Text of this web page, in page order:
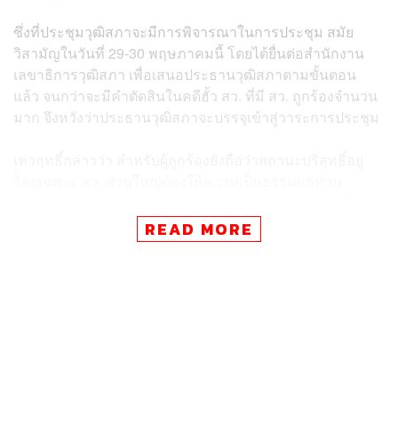
ซึ่งที่ประชุมวุฒิสภาจะมีการพิจารณาในการประชุม สมัย
วิสามัญในวันที่ 29-30 พฤษภาคมนี้ โดยได้ยื่นต่อสำนักงาน
เลขาธิการวุฒิสภา เพื่อเสนอประธานวุฒิสภาตามขั้นตอน
แล้ว จนกว่าจะมีคำตัดสินในคดีฮั้ว สว. ที่มี สว. ถูกร้องจำนวน
มาก จึงหวังว่าประธานวุฒิสภาจะบรรจุเข้าสู่วาระการประชุม
ส่วนร่วมอภิปรายในกรณีที่กรมสอบสวนคดีพิเศษ (DSI) เข้า
มาตรวจสอบ ขบวนการได้มาซึ่ง สว. และเห็นว่ามีข้อกังวลพอ
READ MORE